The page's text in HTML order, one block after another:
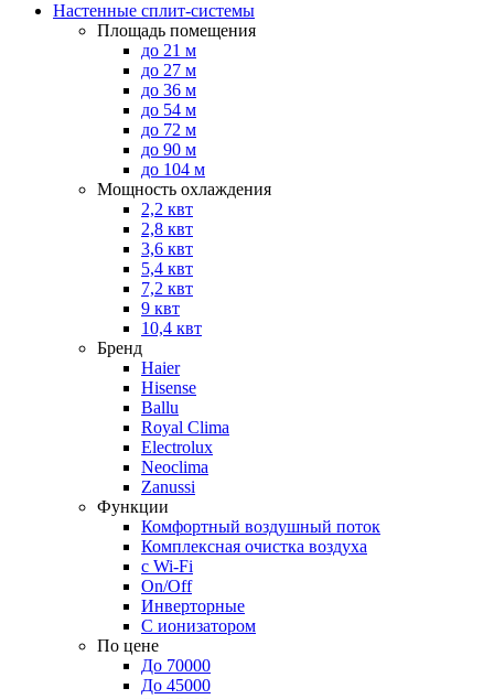
Настенные сплит-системы
Площадь помещения
до 21 м
до 27 м
до 36 м
до 54 м
до 72 м
до 90 м
до 104 м
Мощность охлаждения
2,2 квт
2,8 квт
3,6 квт
5,4 квт
7,2 квт
9 квт
10,4 квт
Бренд
Haier
Hisense
Ballu
Royal Clima
Electrolux
Neoclima
Zanussi
Функции
Комфортный воздушный поток
Комплексная очистка воздуха
с Wi-Fi
On/Off
Инверторные
С ионизатором
По цене
До 70000
До 45000